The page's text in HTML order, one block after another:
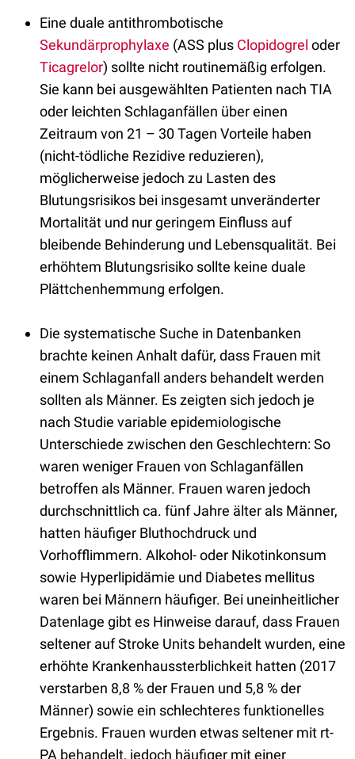
Eine duale antithrombotische
Sekundärprophylaxe (ASS plus Clopidogrel oder
Ticagrelor) sollte nicht routinemäßig erfolgen.
Sie kann bei ausgewählten Patienten nach TIA
oder leichten Schlaganfällen über einen
Zeitraum von 21 – 30 Tagen Vorteile haben
(nicht-tödliche Rezidive reduzieren),
möglicherweise jedoch zu Lasten des
Blutungsrisikos bei insgesamt unveränderter
Mortalität und nur geringem Einfluss auf
bleibende Behinderung und Lebensqualität. Bei
erhöhtem Blutungsrisiko sollte keine duale
Plättchenhemmung erfolgen.
Die systematische Suche in Datenbanken
brachte keinen Anhalt dafür, dass Frauen mit
einem Schlaganfall anders behandelt werden
sollten als Männer. Es zeigten sich jedoch je
nach Studie variable epidemiologische
Unterschiede zwischen den Geschlechtern: So
waren weniger Frauen von Schlaganfällen
betroffen als Männer. Frauen waren jedoch
durchschnittlich ca. fünf Jahre älter als Männer,
hatten häufiger Bluthochdruck und
Vorhofflimmern. Alkohol- oder Nikotinkonsum
sowie Hyperlipidämie und Diabetes mellitus
waren bei Männern häufiger. Bei uneinheitlicher
Datenlage gibt es Hinweise darauf, dass Frauen
seltener auf Stroke Units behandelt wurden, eine
erhöhte Krankenhaussterblichkeit hatten (2017
verstarben 8,8 % der Frauen und 5,8 % der
Männer) sowie ein schlechteres funktionelles
Ergebnis. Frauen wurden etwas seltener mit rt-
PA behandelt, jedoch häufiger mit einer